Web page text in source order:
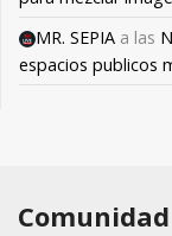
MR. SEPIA a las
espacios publicos
Comunidad